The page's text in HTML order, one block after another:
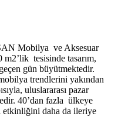
Mobilya ve Aksesuar
tesisinde tasarım,
gün büyütmektedir.
trendlerini yakından
uluslararası pazar
40’dan fazla ülkeye
etkinliğini daha da ileriye